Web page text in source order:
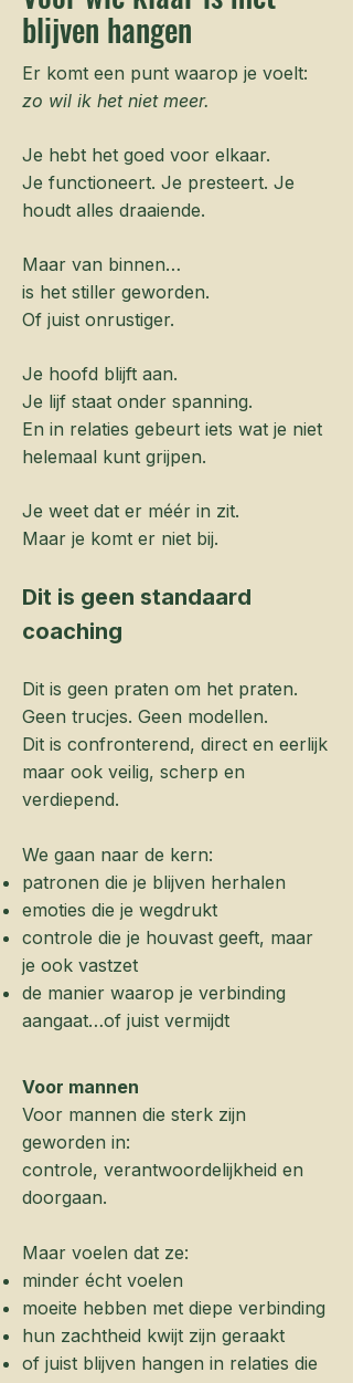
blijven hangen
Er komt een punt waarop je voelt:
zo wil ik het niet meer.
Je hebt het goed voor elkaar.
Je functioneert. Je presteert. Je
houdt alles draaiende.
Maar van binnen…
is het stiller geworden.
Of juist onrustiger.
Je hoofd blijft aan.
Je lijf staat onder spanning.
En in relaties gebeurt iets wat je niet
helemaal kunt grijpen.
Je weet dat er méér in zit.
Maar je komt er niet bij.
Dit is geen standaard
coaching
Dit is geen praten om het praten.
Geen trucjes. Geen modellen.
Dit is confronterend, direct en eerlijk
maar ook veilig, scherp en
verdiepend.
We gaan naar de kern:
patronen die je blijven herhalen
emoties die je wegdrukt
controle die je houvast geeft, maar
je ook vastzet
de manier waarop je verbinding
aangaat…of juist vermijdt
Voor mannen
Voor mannen die sterk zijn
geworden in:
controle, verantwoordelijkheid en
doorgaan.
Maar voelen dat ze:
minder écht voelen
moeite hebben met diepe verbinding
hun zachtheid kwijt zijn geraakt
of juist blijven hangen in relaties die